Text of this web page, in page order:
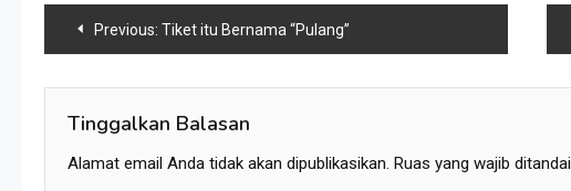
Navigasi
pos
Previous: Tiket itu Bernama “Pulang”
Tinggalkan Balasan
Alamat email Anda tidak akan dipublikasikan. Ruas yang wajib ditandai